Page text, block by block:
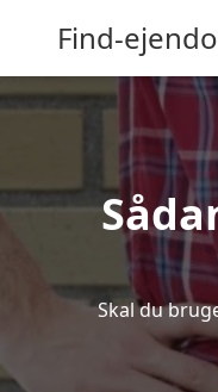
Find-
Skal du